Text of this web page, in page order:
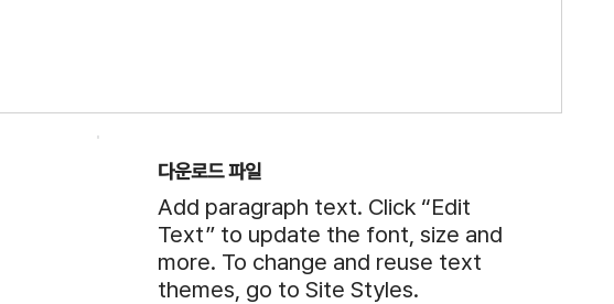
다운로드 파일
Add paragraph text. Click “Edit
Text” to update the font, size and
more. To change and reuse text
themes, go to Site Styles.